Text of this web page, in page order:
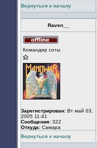
Вернуться к началу
Raven__
в
Командир соты
Зарегистрирован: Вт май 03,
2005 11:41
Сообщения: 322
Откуда: Cамара
Вернуться к началу